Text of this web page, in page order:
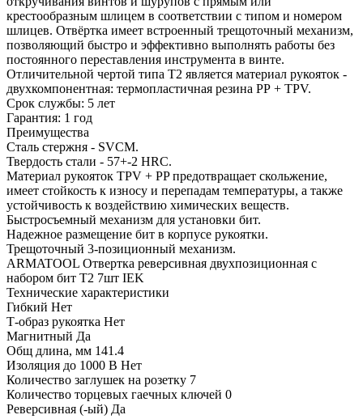
крестообразным шлицем в соответствии с типом и номером
шлицев. Отвёртка имеет встроенный трещоточный механизм,
позволяющий быстро и эффективно выполнять работы без
постоянного переставления инструмента в винте.
Отличительной чертой типа Т2 является материал рукояток -
двухкомпонентная: термопластичная резина РР + TPV.
Срок службы: 5 лет
Гарантия: 1 год
Преимущества
Сталь стержня - SVCM.
Твердость стали - 57+-2 HRC.
Материал рукояток TPV + PP предотвращает скольжение,
имеет стойкость к износу и перепадам температуры, а также
устойчивость к воздействию химических веществ.
Быстросъемный механизм для установки бит.
Надежное размещение бит в корпусе рукоятки.
Трещоточный 3-позиционный механизм.
ARMATOOL Отвертка реверсивная двухпозиционная с
набором бит Т2 7шт IEK
Технические характеристики
Гибкий Нет
Т-образ рукоятка Нет
Магнитный Да
Общ длина, мм 141.4
Изоляция до 1000 В Нет
Количество заглушек на розетку 7
Количество торцевых гаечных ключей 0
Реверсивная (-ый) Да